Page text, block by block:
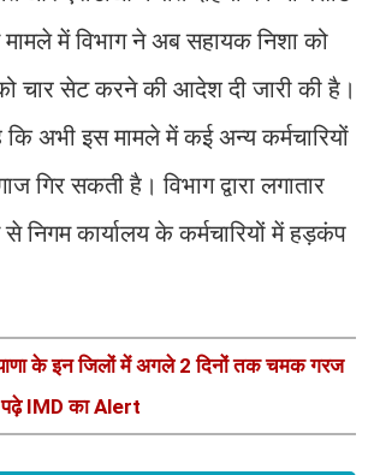
में विभाग ने अब सहायक निशा को
चार सेट करने की आदेश दी जारी की है।
अभी इस मामले में कई अन्य कर्मचारियों
गिर सकती है। विभाग द्वारा लगातार
से निगम कार्यालय के कर्मचारियों में हड़कंप
के इन जिलों में अगले 2 दिनों तक चमक गरज
पढ़े IMD का Alert